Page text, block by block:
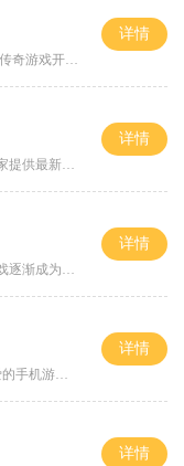
传奇sf999发布网手游是一款基于经典传奇游戏开发而成的手机游戏。在这款游戏中，玩家可以再次体验到经典传奇游戏的刺激和乐趣。游戏采用了高度重置的画面和优化的操作系统，为玩
详情
传奇手游超变态版本网站是一个为玩家提供最新、最刺激的游戏体验的网站。这个版本的传奇手游不仅继承了传统版本的游戏元素，还加入了更多创新的玩法，让玩家能够体验到更为激
详情
随着移动互联网时代的来临，手机游戏逐渐成为人们生活中不可或缺的一部分。而在各类手机游戏中，传奇类手游一直深受玩家喜爱。而现最火的单职业传奇手游互通终于来到了我们身
详情
一刀999传奇手游是一款备受玩家热爱的手机游戏，它在市场上拥有庞大的用户群体。游戏采用了传奇题材，再现了经典的游戏场景和玩法，让玩家们沉浸体验刺激的冒险乐趣。一刀999传
详情
详情